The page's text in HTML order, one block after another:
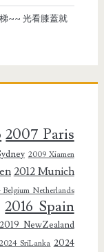
~~ 光看膝蓋就
2007 Paris
2009 Xiamen
2012 Munich
Belgium Netherlands
2016 Spain
2019 NewZealand
2024 SriLanka 2024